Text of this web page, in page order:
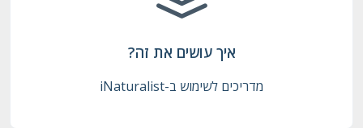
איך עושים את זה?
מדריכים לשימוש ב-iNaturalist